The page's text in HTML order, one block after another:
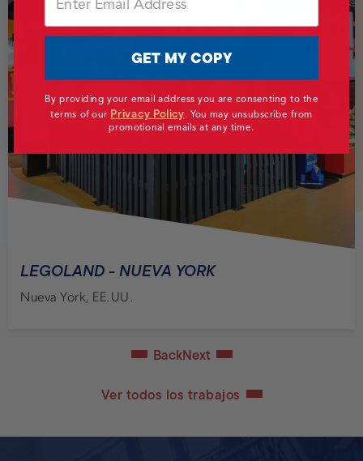
LEGOLAND - NUEVA YORK
Nueva York, EE.UU.
BackNext
Ver todos los trabajos
GET MY COPY
By providing your email address you are consenting to the
terms of our Privacy Policy.You may unsubscribe from
promotional emails at any time.